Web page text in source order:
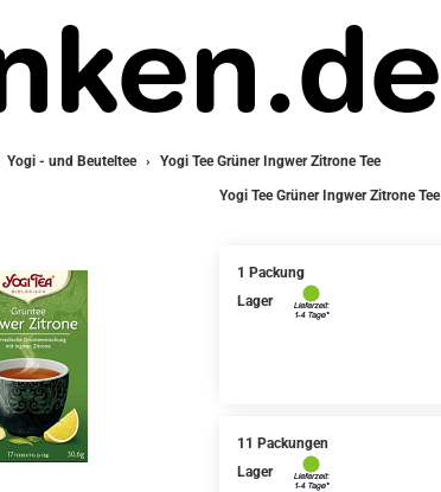
Yogi - und Beuteltee Yogi Tee Grüner Ingwer Zitrone Tee
Yogi Tee Grüner Ingwer Zitrone Tee
1 Packung
Lager
11 Packungen
Lager